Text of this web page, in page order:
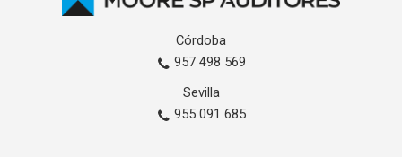
Córdoba
957 498 569
Sevilla
955 091 685